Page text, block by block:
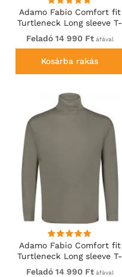
Adamo Fabio Comfort fit
Turtleneck Long sleeve T-
shirt Charcoal
Feladó 14 990 Ftáfával
Kosárba rakás
Adamo Fabio Comfort fit
Turtleneck Long sleeve T-
shirt Khaki
Feladó 14 990 Ftáfával